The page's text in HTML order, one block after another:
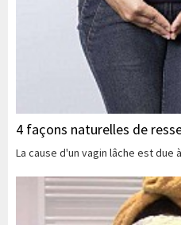
4 façons naturelles de
La cause d'un vagin lâche est due